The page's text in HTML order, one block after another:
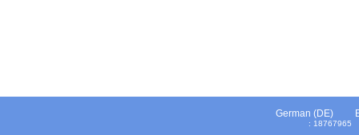
German (DE)
: